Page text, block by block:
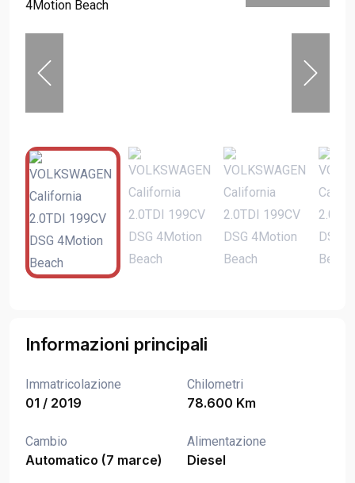
Informazioni principali
Immatricolazione
01 / 2019
Chilometri
78.600 Km
Cambio
Automatico (7 marce)
Alimentazione
Diesel